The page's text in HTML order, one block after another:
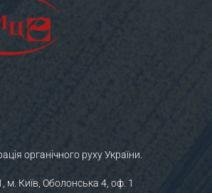
органічного руху України.
м. Київ, Оболонська 4, оф. 1